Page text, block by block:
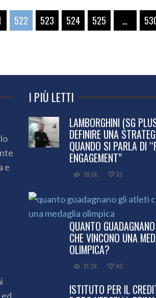
522 523 524 525 …
e
I PIÙ LETTI
LAMBORGHINI (SG
DEFINIRE UNA
QUANDO SI PARLA DI
ENGAGEMENT”
98.5K 83
QUANTO
CHE VINCONO UNA
OLIMPICA?
81.2K 40
ISTITUTO PER IL